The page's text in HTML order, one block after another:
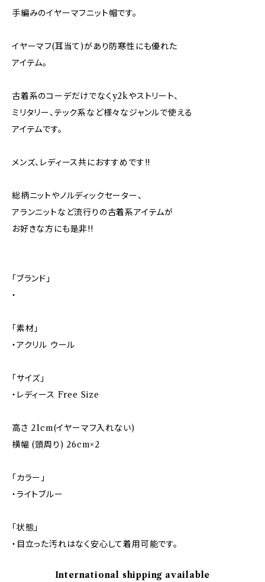
手編みのイヤーマフニット帽です。
イヤーマフ(耳当て)があり防寒性にも優れた
アイテム。
古着系のコーデだけでなくy2kやストリート、
ミリタリー、テック系など様々なジャンルで使える
アイテムです。
メンズ、レディース共におすすめです!!
総柄ニットやノルディックセーター、
アランニットなど流行りの古着系アイテムが
お好きな方にも是非!!
「ブランド」
・
「素材」
・アクリル ウール
「サイズ」
・レディース Free Size
高さ 21cm(イヤーマフ入れない)
横幅 (頭周り) 26cm×2
「カラー」
・ライトブルー
「状態」
・目立った汚れはなく安心して着用可能です。
International shipping available